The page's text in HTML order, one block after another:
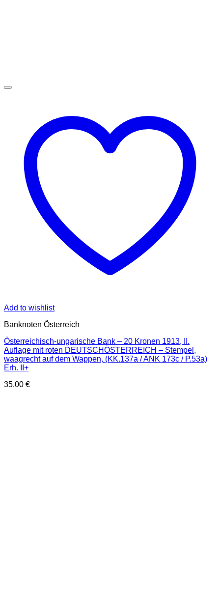
Add to wishlist
Banknoten Österreich
Österreichisch-ungarische Bank – 20 Kronen 1913, II.
Auflage mit roten DEUTSCHÖSTERREICH – Stempel,
waagrecht auf dem Wappen, (KK.137a / ANK 173c / P.53a)
Erh. II+
35,00 €